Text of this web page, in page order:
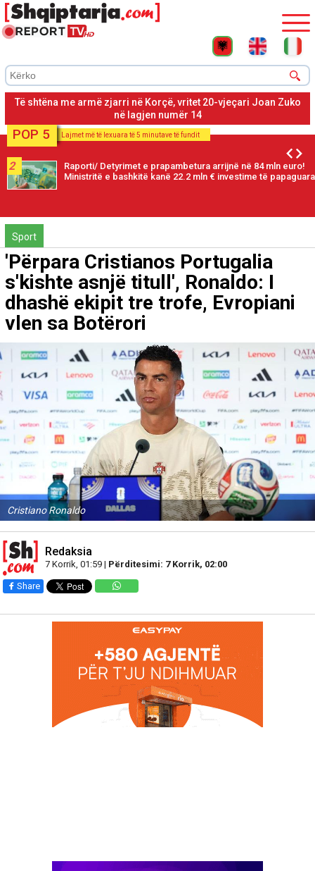
Korçë, viktima ishte përfshirë në një konfikt me autorin pasi në
dorën e 20-vjeçarit u gjet një thikë
POP 5 Lajmet më të lexuara të 5 minutave të fundit
2
Raporti/ Detyrimet e prapambetura arrijnë në 84 mln euro!
Ministritë e bashkitë kanë 22.2 mln € investime të papaguara
Sport
'Përpara Cristianos Portugalia
s'kishte asnjë titull', Ronaldo: I
dhashë ekipit tre trofe, Evropiani
vlen sa Botërori
Cristiano Ronaldo
Redaksia
7 Korrik, 01:59 | Përditesimi: 7 Korrik, 02:00
Share